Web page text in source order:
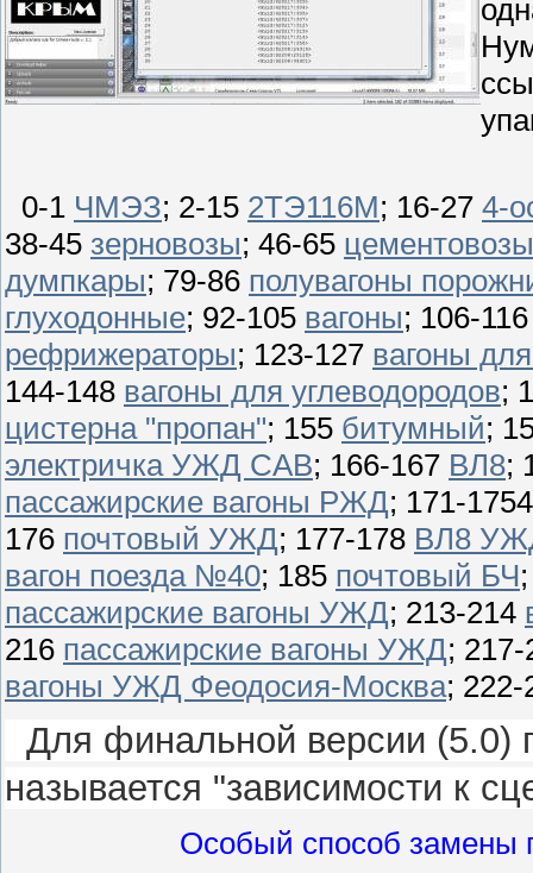
0-1 ЧМЭЗ; 2-15 2ТЭ116М; 16-27 4-
38-45 зерновозы; 46-65 цементовозы
думпкары; 79-86 полувагоны
глуходонные; 92-105 вагоны; 106-
рефрижераторы; 123-127 вагоны
144-148 вагоны для углеводородов;
цистерна "пропан"; 155 битумный;
электричка УЖД CAB; 166-167 ВЛ8;
пассажирские вагоны РЖД; 171-
176 почтовый УЖД; 177-178 ВЛ8
вагон поезда №40; 185 почтовый БЧ
пассажирские вагоны УЖД; 213-214
216 пассажирские вагоны УЖД;
вагоны УЖД Феодосия-Москва;
Для финальной версии (5.0)
называется "зависимости к
Особый способ замены